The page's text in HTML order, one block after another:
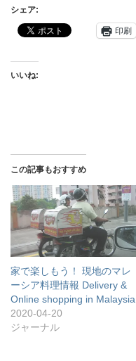
シェア:
印刷
いいね:
この記事もおすすめ
家で楽しもう！ 現地のマレ
ーシア料理情報 Delivery &
Online shopping in Malaysia
2020-04-20
ジャーナル